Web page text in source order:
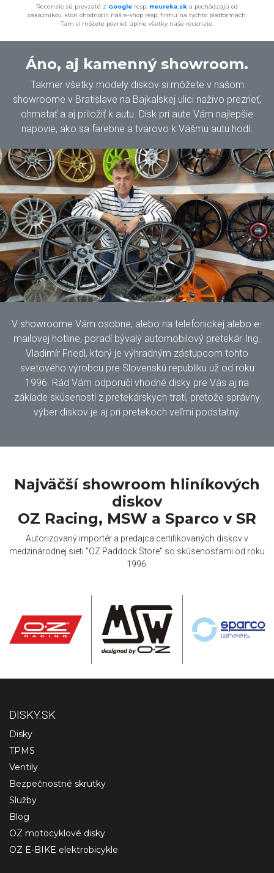
Recenzie sú prevzaté z Google resp. Heureka.sk a pochádzajú od
zákazníkov, ktorí ohodnotili náš e-shop resp. firmu na týchto platformách.
Tam si môžete pozrieť úplne všetky naše recenzie.
Áno, aj kamenný showroom.
Takmer všetky modely diskov si môžete v našom
showroome v Bratislave na Bajkalskej ulici naživo prezrieť,
ohmatať a aj priložiť k autu. Disk pri aute Vám najlepšie
napovie, ako sa farebne a tvarovo k Vášmu autu hodí.
V showroome Vám osobne, alebo na telefonickej alebo e-
mailovej hotline, poradí bývalý automobilový pretekár Ing.
Vladimír Friedl, ktorý je výhradným zástupcom tohto
svetového výrobcu pre Slovenskú republiku už od roku
1996. Rád Vám odporučí vhodné disky pre Vás aj na
základe skúseností z pretekárskych tratí, pretože správny
výber diskov je aj pri pretekoch veľmi podstatný.
Najväčší showroom hliníkových
diskov
OZ Racing, MSW a Sparco v SR
Autorizovaný importér a predajca certifikovaných diskov v
medzinárodnej sieti "OZ Paddock Store" so skúsenosťami od roku
1996.
DISKY.SK
Disky
TPMS
Ventily
Bezpečnostné skrutky
Služby
Blog
OZ motocyklové disky
OZ E-BIKE elektrobicykle